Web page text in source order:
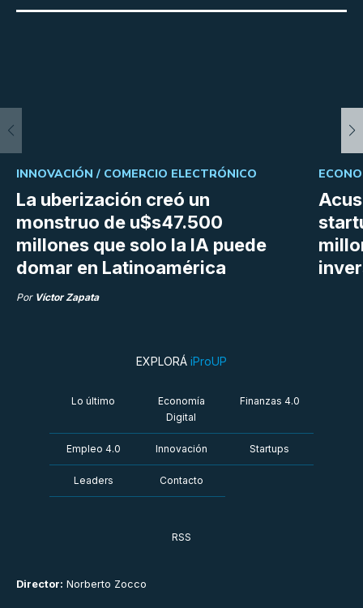
La uberización creó un
monstruo de u$s47.500
millones que solo la IA puede
domar en Latinoamérica
INNOVACIÓN / COMERCIO ELECTRÓNICO
Por Víctor Zapata
Director: Norberto Zocco
EXPLORÁ iProUP
Lo último
Economía
Digital
Finanzas 4.0
Empleo 4.0 Innovación Startups
Leaders Contacto
RSS